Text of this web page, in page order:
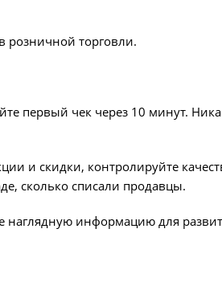
розничной торговли.
первый чек через 10 минут.
и скидки, контролируйте
сколько списали продавцы.
информацию для